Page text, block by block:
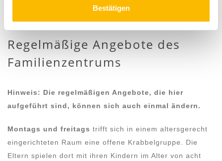
Bestätigen
Regelmäßige Angebote des
Familienzentrums
Hinweis: Die regelmäßigen Angebote, die hier
aufgeführt sind, können sich auch einmal ändern.
Montags und freitags trifft sich in einem altersgerecht
eingerichteten Raum eine offene Krabbelgruppe. Die
Eltern spielen dort mit ihren Kindern im Alter von acht